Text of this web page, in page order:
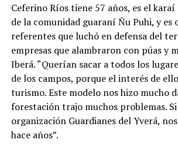
Ceferino Ríos tiene 57 años, es el karaí
de la comunidad guaraní Ñu Puhi, y es
referentes que luchó en defensa del
empresas que alambraron con púas y
Iberá. “Querían sacar a todos los
de los campos, porque el interés de
turismo. Este modelo nos hizo mucho
forestación trajo muchos problemas.
organización Guardianes del Yverá,
hace años”.